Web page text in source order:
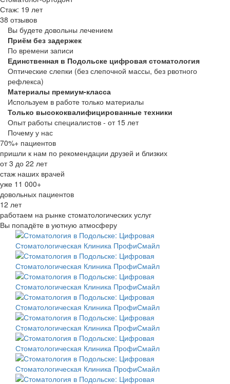
Стаж: 19 лет
38 отзывов
Вы будете довольны лечением
Приём без задержек
По времени записи
Единственная в Подольске цифровая стоматология
Оптические слепки (без слепочной массы, без рвотного
рефлекса)
Материалы премиум-класса
Используем в работе только материалы
Только высококвалифицированные техники
Опыт работы специалистов - от 15 лет
Почему у нас
70%+ пациентов
пришли к нам по рекомендации друзей и близких
от 3 до 22 лет
стаж наших врачей
уже 11 000+
довольных пациентов
12 лет
работаем на рынке стоматологических услуг
Вы попадёте в уютную атмосферу